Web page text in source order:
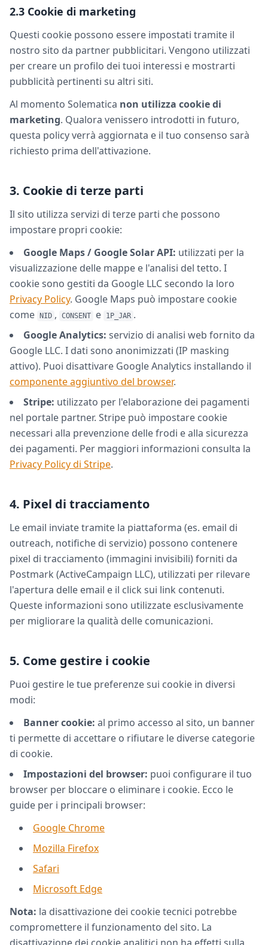
2.3 Cookie di marketing
Questi cookie possono essere impostati tramite il
nostro sito da partner pubblicitari. Vengono utilizzati
per creare un profilo dei tuoi interessi e mostrarti
pubblicità pertinenti su altri siti.
Al momento Solematica non utilizza cookie di
marketing. Qualora venissero introdotti in futuro,
questa policy verrà aggiornata e il tuo consenso sarà
richiesto prima dell'attivazione.
3. Cookie di terze parti
Il sito utilizza servizi di terze parti che possono
impostare propri cookie:
Google Maps / Google Solar API: utilizzati per la
visualizzazione delle mappe e l'analisi del tetto. I
cookie sono gestiti da Google LLC secondo la loro
Privacy Policy. Google Maps può impostare cookie
come
NID , CONSENT e 1P_JAR .
Google Analytics: servizio di analisi web fornito da
Google LLC. I dati sono anonimizzati (IP masking
attivo). Puoi disattivare Google Analytics installando il
componente aggiuntivo del browser.
Stripe: utilizzato per l'elaborazione dei pagamenti
nel portale partner. Stripe può impostare cookie
necessari alla prevenzione delle frodi e alla sicurezza
dei pagamenti. Per maggiori informazioni consulta la
Privacy Policy di Stripe.
4. Pixel di tracciamento
Le email inviate tramite la piattaforma (es. email di
outreach, notifiche di servizio) possono contenere
pixel di tracciamento (immagini invisibili) forniti da
Postmark (ActiveCampaign LLC), utilizzati per rilevare
l'apertura delle email e il click sui link contenuti.
Queste informazioni sono utilizzate esclusivamente
per migliorare la qualità delle comunicazioni.
5. Come gestire i cookie
Puoi gestire le tue preferenze sui cookie in diversi
modi:
Banner cookie: al primo accesso al sito, un banner
ti permette di accettare o rifiutare le diverse categorie
di cookie.
Impostazioni del browser: puoi configurare il tuo
browser per bloccare o eliminare i cookie. Ecco le
guide per i principali browser:
Google Chrome
Mozilla Firefox
Safari
Microsoft Edge
Nota: la disattivazione dei cookie tecnici potrebbe
compromettere il funzionamento del sito. La